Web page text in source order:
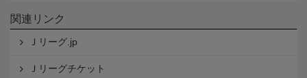
関連リンク
Ｊリーグ.jp
Ｊリーグチケット